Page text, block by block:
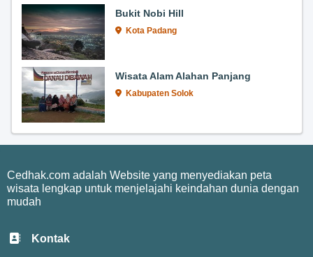
Bukit Nobi Hill
Kota Padang
Wisata Alam Alahan Panjang
Kabupaten Solok
Cedhak.com adalah Website yang menyediakan peta
wisata lengkap untuk menjelajahi keindahan dunia dengan
mudah
Kontak